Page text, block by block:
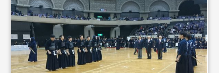
...続きを読む